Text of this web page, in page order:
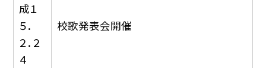
成１
５．
２．２
４
校歌発表会開催